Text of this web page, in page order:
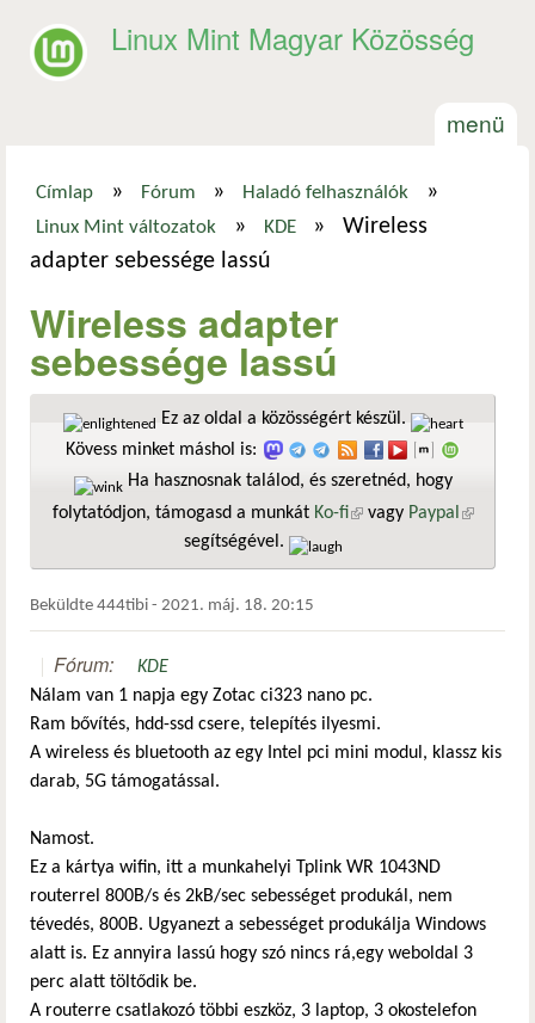
Linux Mint Magyar Közösség
menü
Jelenlegi hely
Címlap » Fórum » Haladó felhasználók »
Linux Mint változatok » KDE »
Wireless
adapter sebessége lassú
Wireless adapter
sebessége lassú
Ez az oldal a közösségért készül.
Kövess minket máshol is:
Ha hasznosnak találod, és szeretnéd, hogy
folytatódjon, támogasd a munkát Ko-fi(külső hivatkozás)
vagy Paypal
segítségével.
Beküldte 444tibi - 2021. máj. 18. 20:15
Fórum:
KDE
Nálam van 1 napja egy Zotac ci323 nano pc.
Ram bővítés, hdd-ssd csere, telepítés ilyesmi.
A wireless és bluetooth az egy Intel pci mini modul, klassz kis
darab, 5G támogatással.
Namost.
Ez a kártya wifin, itt a munkahelyi Tplink WR 1043ND
routerrel 800B/s és 2kB/sec sebességet produkál, nem
tévedés, 800B. Ugyanezt a sebességet produkálja Windows
alatt is. Ez annyira lassú hogy szó nincs rá,egy weboldal 3
perc alatt töltődik be.
A routerre csatlakozó többi eszköz, 3 laptop, 3 okostelefon